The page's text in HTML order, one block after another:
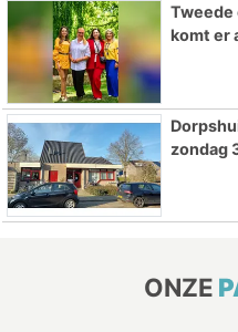
Tweede
komt er
zondag
ONZE